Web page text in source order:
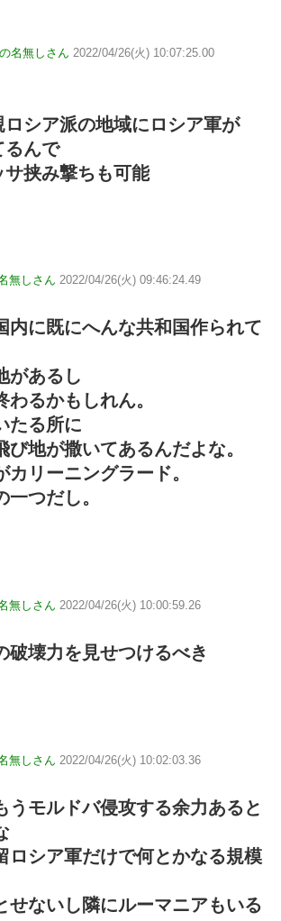
名無しさん 2022/04/26(火) 10:07:25.00
ロシア派の地域にロシア軍が
るんで
挟み撃ちも可能
無しさん 2022/04/26(火) 09:46:24.49
内に既にへんな共和国作られて
があるし
わるかもしれん。
たる所に
び地が撒いてあるんだよな。
カリーニングラード。
つだし。
無しさん 2022/04/26(火) 10:00:59.26
破壊力を見せつけるべき
無しさん 2022/04/26(火) 10:02:03.36
うモルドバ侵攻する余力あると
ロシア軍だけで何とかなる規模
せないし隣にルーマニアもいる